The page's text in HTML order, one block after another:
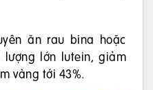
ăn rau bina hoặc
lớn lutein, giảm
vàng tới 43%.